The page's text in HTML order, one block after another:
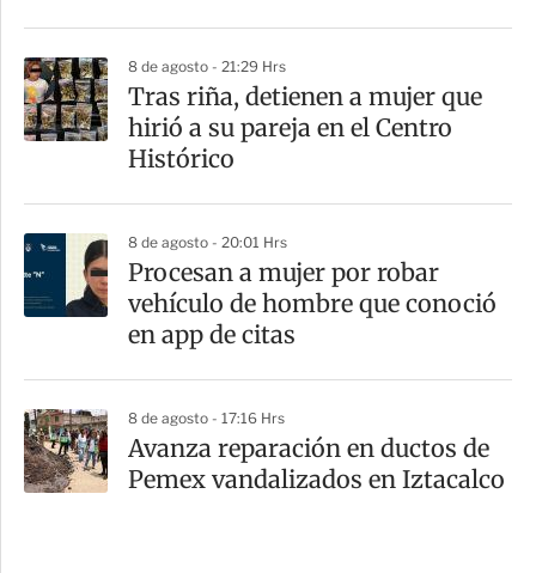
8 de agosto - 21:29 Hrs
Tras riña, detienen a mujer que
hirió a su pareja en el Centro
Histórico
8 de agosto - 20:01 Hrs
Procesan a mujer por robar
vehículo de hombre que conoció
en app de citas
8 de agosto - 17:16 Hrs
Avanza reparación en ductos de
Pemex vandalizados en Iztacalco